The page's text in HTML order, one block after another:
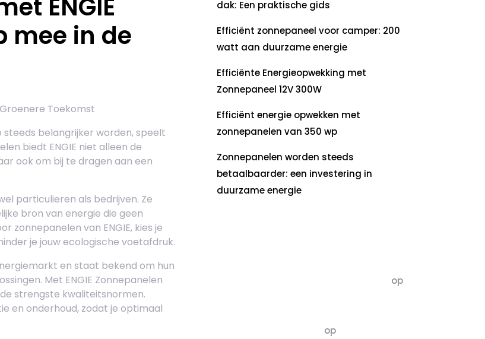
ENGIE
mee in de
Toekomst
belangrijker worden, speelt
biedt ENGIE niet alleen de
ook om bij te dragen aan een
particulieren als bedrijven. Ze
bron van energie die geen
zonnepanelen van ENGIE, kies je
je jouw ecologische voetafdruk.
en staat bekend om hun
Met ENGIE Zonnepanelen
strengste kwaliteitsnormen.
en onderhoud, zodat je optimaal
dak: Een praktische gids
Efficiënt zonnepaneel voor camper: 200
watt aan duurzame energie
Efficiënte Energieopwekking met
Zonnepaneel 12V 300W
Efficiënt energie opwekken met
zonnepanelen van 350 wp
Zonnepanelen worden steeds
betaalbaarder: een investering in
duurzame energie
op
op